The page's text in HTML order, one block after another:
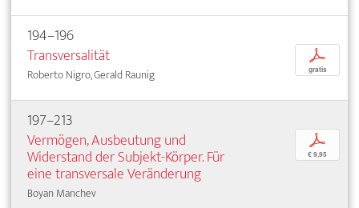
194–196
Transversalität
Roberto Nigro, Gerald Raunig
p
gratis
197–213
Vermögen, Ausbeutung und
Widerstand der Subjekt-Körper. Für
eine transversale Veränderung
Boyan Manchev
p
€ 9,95